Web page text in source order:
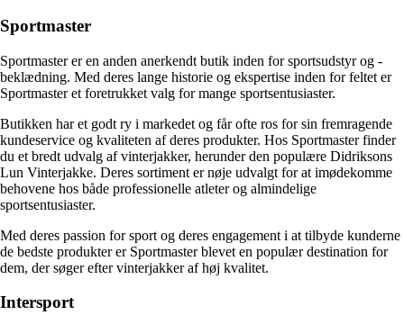
Sportmaster
Sportmaster er en anden anerkendt butik inden for sportsudstyr og -
beklædning. Med deres lange historie og ekspertise inden for feltet er
Sportmaster et foretrukket valg for mange sportsentusiaster.
Butikken har et godt ry i markedet og får ofte ros for sin fremragende
kundeservice og kvaliteten af deres produkter. Hos Sportmaster finder
du et bredt udvalg af vinterjakker, herunder den populære Didriksons
Lun Vinterjakke. Deres sortiment er nøje udvalgt for at imødekomme
behovene hos både professionelle atleter og almindelige
sportsentusiaster.
Med deres passion for sport og deres engagement i at tilbyde kunderne
de bedste produkter er Sportmaster blevet en populær destination for
dem, der søger efter vinterjakker af høj kvalitet.
Intersport